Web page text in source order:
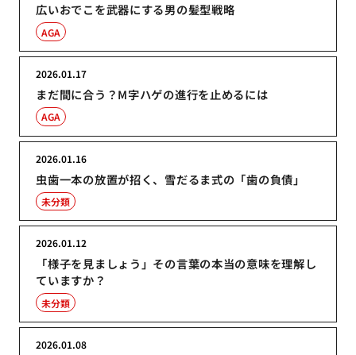
広いおでこを武器にする男の髪型戦略
AGA
まだ間に合う？M字ハゲの進行を止めるには
2026.01.17
AGA
虫歯一本の放置が招く、雪だるま式の「歯の負債」
2026.01.16
未分類
「様子を見ましょう」その言葉の本当の意味を理解し
ていますか？
2026.01.12
未分類
2026.01.08